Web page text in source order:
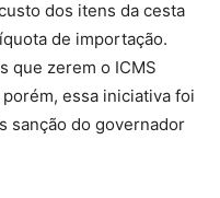
dos itens da cesta
de importação.
que zerem o ICMS
essa iniciativa foi
sanção do governador